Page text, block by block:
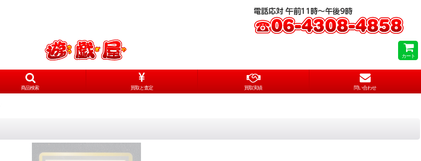
カート
商品検索 買取と査定 買取実績 問い合わせ